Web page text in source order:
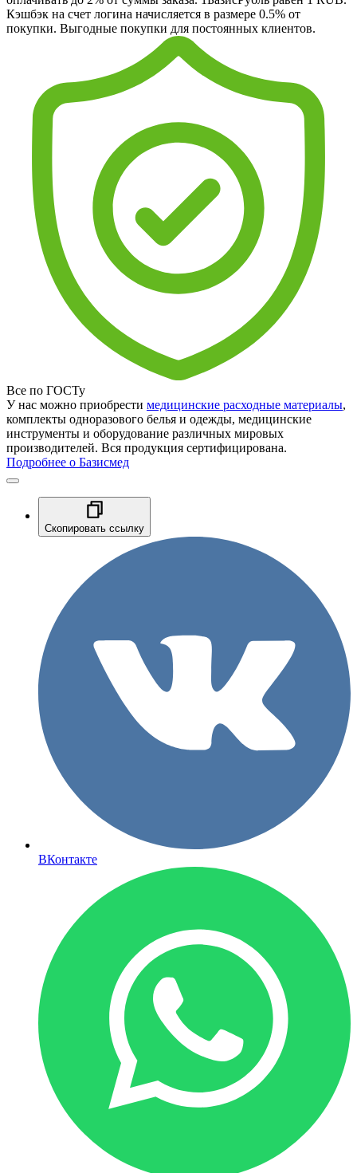
Кэшбэк на счет логина начисляется в размере 0.5% от
покупки. Выгодные покупки для постоянных клиентов.
Все по ГОСТу
У нас можно приобрести медицинские расходные материалы,
комплекты одноразового белья и одежды, медицинские
инструменты и оборудование различных мировых
производителей. Вся продукция сертифицирована.
Подробнее о Базисмед
Скопировать ссылку
ВКонтакте